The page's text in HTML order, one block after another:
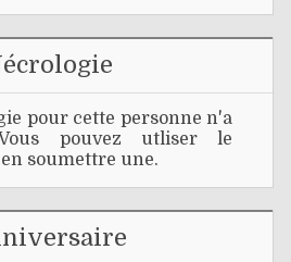
pour cette personne n'a
pouvez utliser le
soumettre une.